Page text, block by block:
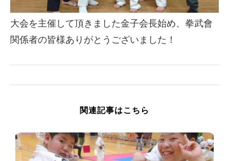
大会を主催して頂きました金子会長始め、拳武會
関係者の皆様ありがとうございました！
関連記事はこちら